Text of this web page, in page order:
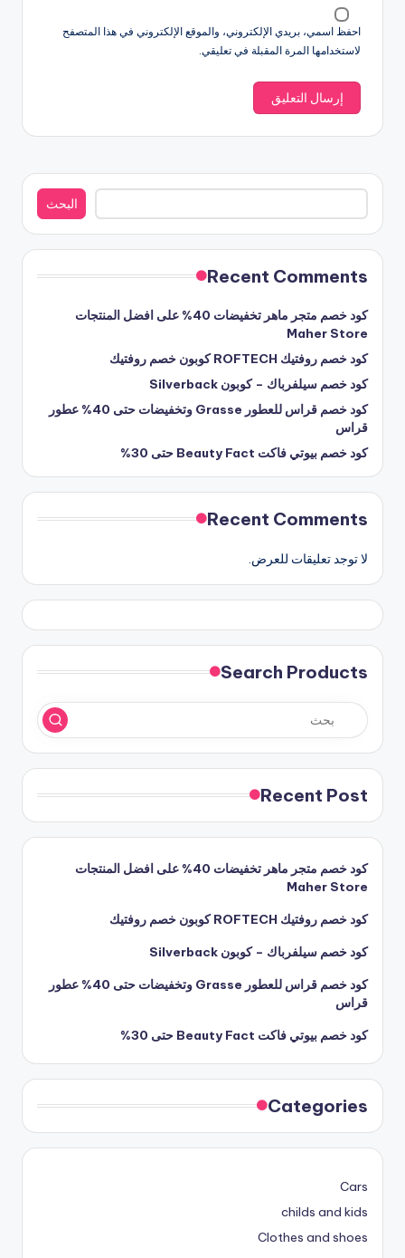
احفظ اسمي، بريدي الإلكتروني، والموقع الإلكتروني في هذا المتصفح
لاستخدامها المرة المقبلة في تعليقي.
البحث
البحث
Recent Comments
كود خصم متجر ماهر تخفيضات 40% على افضل المنتجات
Maher Store
كود خصم روفتيك ROFTECH كوبون خصم روفتيك
كود خصم سيلفرباك – كوبون Silverback
كود خصم قراس للعطور Grasse وتخفيضات حتى 40% عطور
قراس
كود خصم بيوتي فاكت Beauty Fact حتى 30%
Recent Comments
لا توجد تعليقات للعرض.
Search Products
Recent Post
كود خصم متجر ماهر تخفيضات 40% على افضل المنتجات
Maher Store
كود خصم روفتيك ROFTECH كوبون خصم روفتيك
كود خصم سيلفرباك – كوبون Silverback
كود خصم قراس للعطور Grasse وتخفيضات حتى 40% عطور
قراس
كود خصم بيوتي فاكت Beauty Fact حتى 30%
Categories
Cars
childs and kids
Clothes and shoes